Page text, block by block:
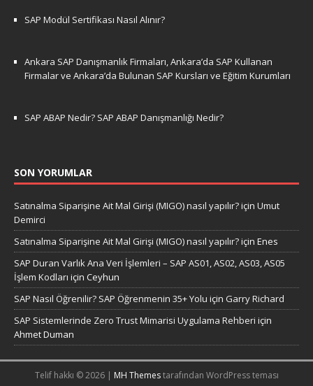
SAP Modül Sertifikası Nasıl Alınır?
Ankara SAP Danışmanlık Firmaları, Ankara’da SAP Kullanan
Firmalar ve Ankara’da Bulunan SAP Kursları ve Eğitim Kurumları
SAP ABAP Nedir? SAP ABAP Danışmanlığı Nedir?
SON YORUMLAR
Satınalma Siparişine Ait Mal Girişi (MIGO) nasıl yapılır?için Umut
Demirci
Satınalma Siparişine Ait Mal Girişi (MIGO) nasıl yapılır?için Enes
SAP Duran Varlık Ana Veri İşlemleri – SAP AS01, AS02, AS03, AS05
İşlem Kodları için Ceyhun
SAP Nasıl Öğrenilir? SAP Öğrenmenin 35+ Yolu için Garry Richard
SAP Sistemlerinde Zero Trust Mimarisi Uygulama Rehberi için
Ahmet Duman
Telif hakkı © 2026 | MH Themestarafından WordPress teması